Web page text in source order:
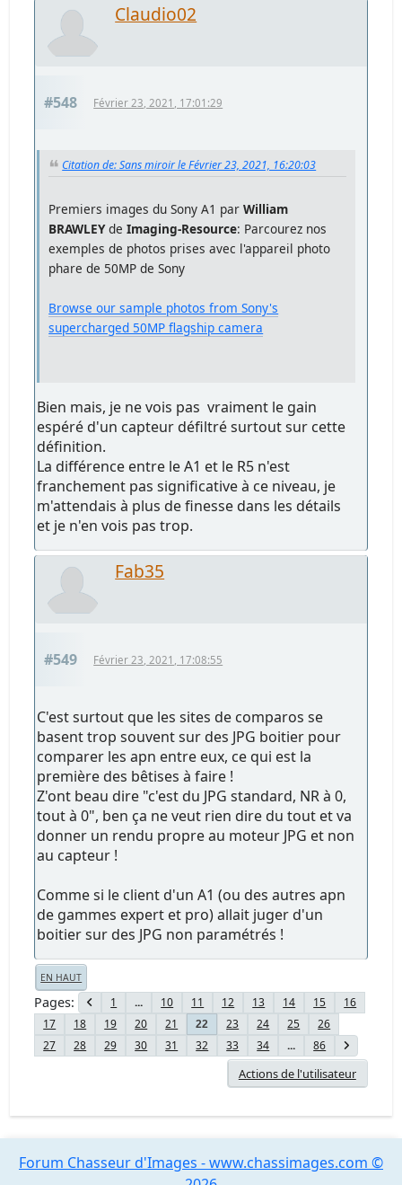
Claudio02
#548 Février 23, 2021, 17:01:29
Citation de: Sans miroir le Février 23, 2021, 16:20:03
Premiers images du Sony A1 parWilliam
BRAWLEYdeImaging-Resource: Parcourez nos
exemples de photos prises avec l'appareil photo
phare de 50MP de Sony
Browse our sample photos from Sony's
supercharged 50MP flagship camera
Bien mais, je ne vois pas vraiment le gain
espéré d'un capteur défiltré surtout sur cette
définition.
La différence entre le A1 et le R5 n'est
franchement pas significative à ce niveau, je
m'attendais à plus de finesse dans les détails
et je n'en vois pas trop.
Fab35
#549 Février 23, 2021, 17:08:55
C'est surtout que les sites de comparos se
basent trop souvent sur des JPG boitier pour
comparer les apn entre eux, ce qui est la
première des bêtises à faire !
Z'ont beau dire "c'est du JPG standard, NR à 0,
tout à 0", ben ça ne veut rien dire du tout et va
donner un rendu propre au moteur JPG et non
au capteur !
Comme si le client d'un A1 (ou des autres apn
de gammes expert et pro) allait juger d'un
boitier sur des JPG non paramétrés !
EN HAUT
Pages 1 ... 10 11 12 13 14 15
16
17
18 19 20 21 22 23 24 25
26
27
28 29 30 31 32 33 34 ... 86
Actions de l'utilisateur
Forum Chasseur d'Images - www.chassimages.com ©